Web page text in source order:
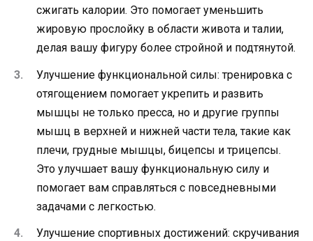
сжигать калории. Это помогает уменьшить
жировую прослойку в области живота и талии,
делая вашу фигуру более стройной и подтянутой.
Улучшение функциональной силы: тренировка с
отягощением помогает укрепить и развить
мышцы не только пресса, но и другие группы
мышц в верхней и нижней части тела, такие как
плечи, грудные мышцы, бицепсы и трицепсы.
Это улучшает вашу функциональную силу и
помогает вам справляться с повседневными
задачами с легкостью.
Улучшение спортивных достижений: скручивания